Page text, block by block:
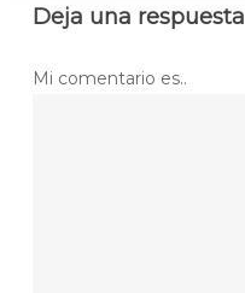
Deja una respuesta
Mi comentario es..